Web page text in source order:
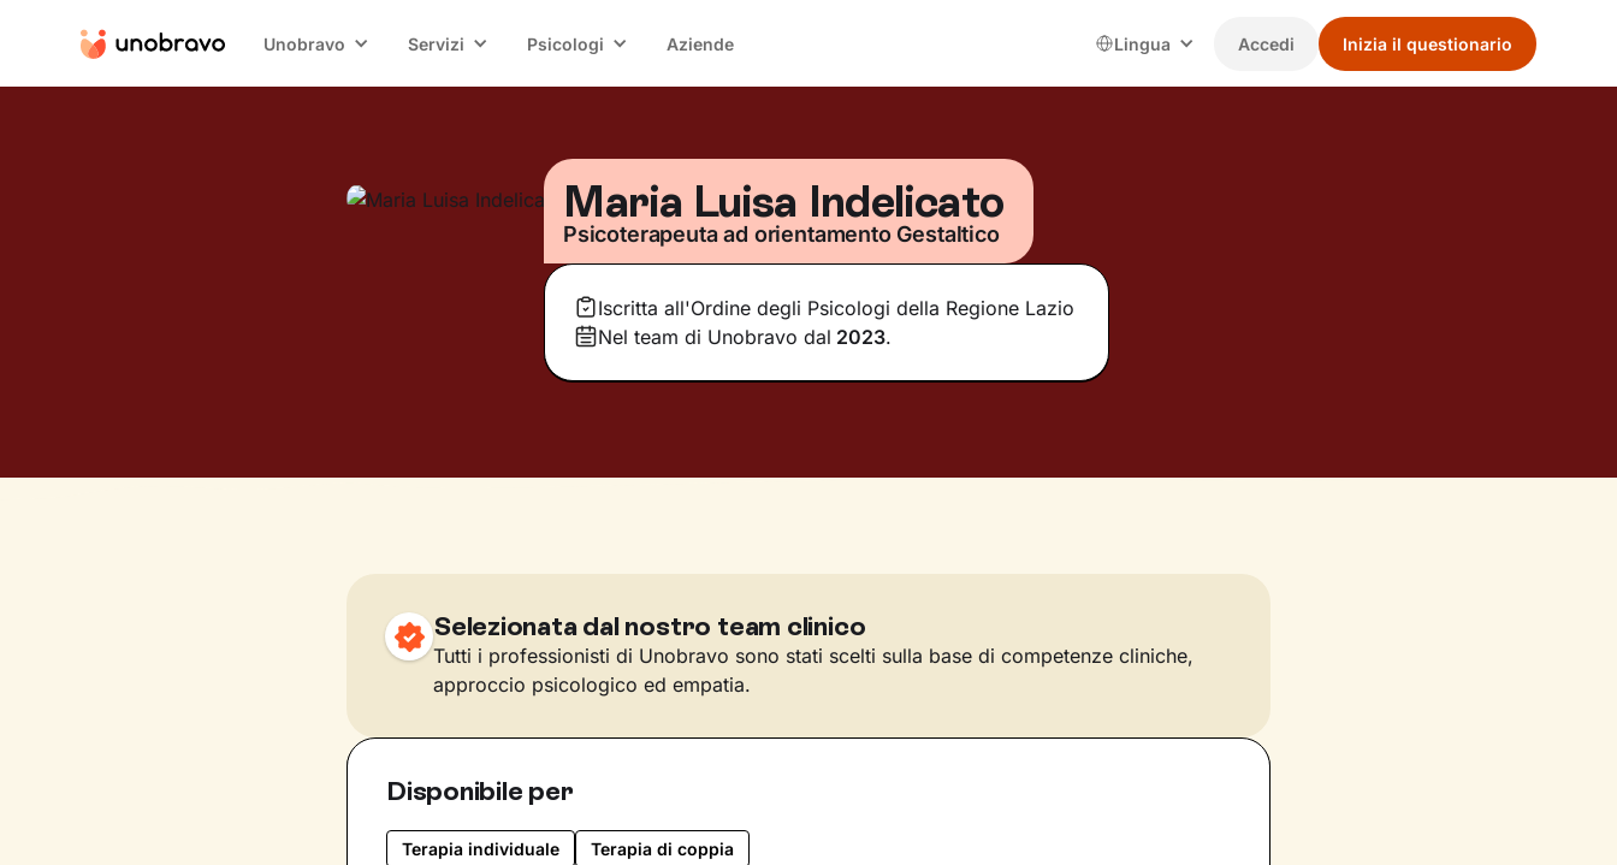
Unobravo Servizi Psicologi Aziende Lingua Accedi Inizia il questionario
Maria Luisa Indelicato
Psicoterapeuta ad orientamento Gestaltico
Iscritta all'Ordine degli Psicologi della Regione Lazio
Nel team di Unobravo dal 2023.
Selezionata dal nostro team clinico
Tutti i professionisti di Unobravo sono stati scelti sulla base di competenze cliniche,
approccio psicologico ed empatia.
Disponibile per
Terapia individuale Terapia di coppia